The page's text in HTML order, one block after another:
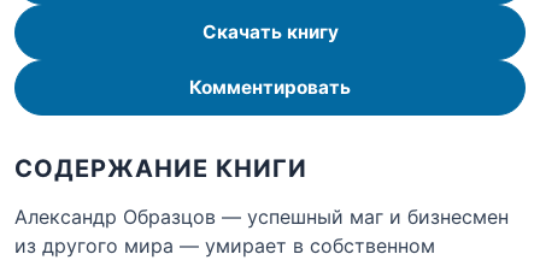
Скачать книгу
Комментировать
СОДЕРЖАНИЕ КНИГИ
Александр Образцов — успешный маг и бизнесмен
из другого мира — умирает в собственном